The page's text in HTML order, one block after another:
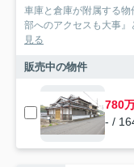
車庫と倉庫が附属する
部へのアクセスも大事』
見る
販売中の物件
780
- /